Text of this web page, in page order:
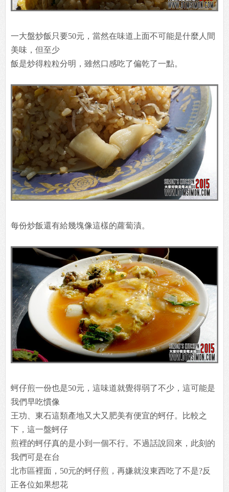
一大盤炒飯只要50元，當然在味道上面不可能是什麼人間
美味，但至少
飯是炒得粒粒分明，雖然口感吃了偏乾了一點。
每份炒飯還有給幾塊像這樣的蘿蔔漬。
蚵仔煎一份也是50元，這味道就覺得弱了不少，這可能是
我們早吃慣像
王功、東石這類產地又大又肥美有便宜的蚵仔。比較之
下，這一盤蚵仔
煎裡的蚵仔真的是小到一個不行。不過話說回來，此刻的
我們可是在台
北市區裡面，50元的蚵仔煎，再嫌就沒東西吃了不是?反
正各位如果想花